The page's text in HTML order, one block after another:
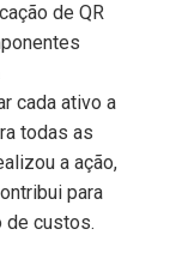
de QR
cada ativo a
todas as
a ação,
para
de custos.